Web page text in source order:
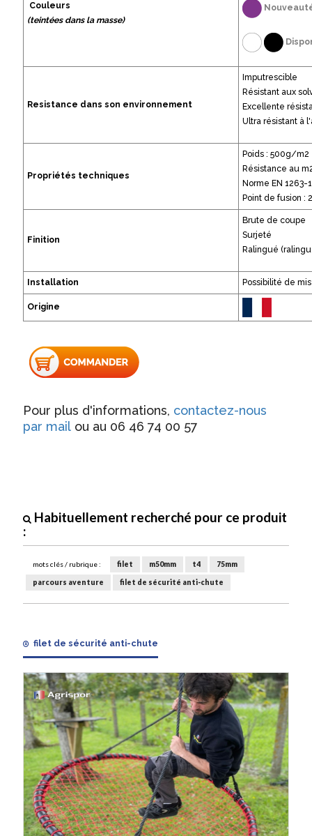
Couleurs
(teintées dans la masse)
Resistance dans son environnement
Imputrescible
Résistant aux
Excellente
Ultra résistant à
Propriétés techniques
Poids : 500g/m2
Résistance au
Norme EN 1263-1
Point de fusion :
Finition
Brute de coupe
Surjeté
Ralingué
Installation Possibilité de
Origine
Pour plus d'informations, contactez-nous
par mailou au 06 46 74 00 57
Habituellement recherché pour ce produit
:
mots clés / rubrique : filet m50mm t4 75mm
parcours aventure filet de sécurité anti-chute
filet de sécurité anti-chute